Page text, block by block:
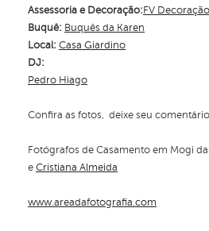
Assessoria e Decoração: FV
Buquê: Buquês da Karen
Local: Casa Giardino
DJ:
Pedro Hiago
Confira as fotos, deixe seu
Fotógrafos de Casamento em Mogi
e Cristiana Almeida
www.areadafotografia.com